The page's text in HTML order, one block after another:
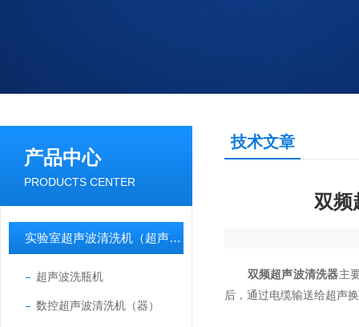
产品中心
PRODUCTS CENTER
实验室超声波清洗机（超声波清洗器）
超声波洗瓶机
数控超声波清洗机（器）
技术文章
双频
双频超声波清洗器主
后，通过电缆输送给超声